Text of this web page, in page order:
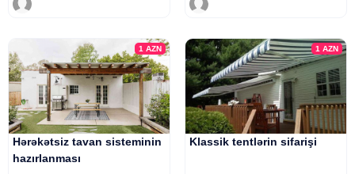
1AZN
Hərəkətsiz tavan sisteminin
hazırlanması
1 AZN
Klassik tentlərin sifarişi